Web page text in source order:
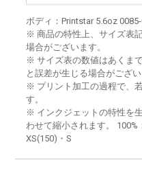
ボディ：Printstar 5.6oz 0085-
※ 商品の特性上、サイズ表
場合がございます。
※ サイズ表の数値はあくま
と誤差が生じる場合がござい
※ プリント加工の過程で、
す。
※ インクジェットの特性を
わせて縮小されます。 100%
XS(150)・S